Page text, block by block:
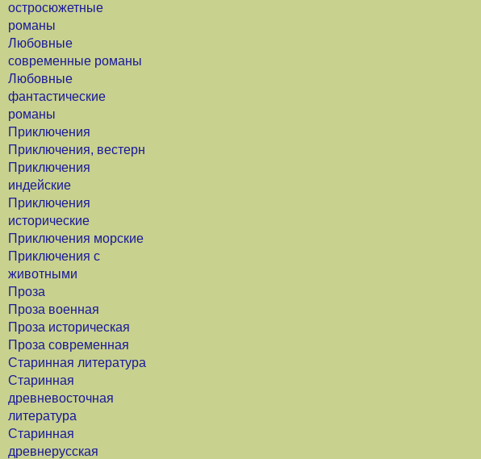
остросюжетные
романы
Любовные
современные романы
Любовные
фантастические
романы
Приключения
Приключения, вестерн
Приключения
индейские
Приключения
исторические
Приключения морские
Приключения с
животными
Проза
Проза военная
Проза историческая
Проза современная
Старинная литература
Старинная
древневосточная
литература
Старинная
древнерусская